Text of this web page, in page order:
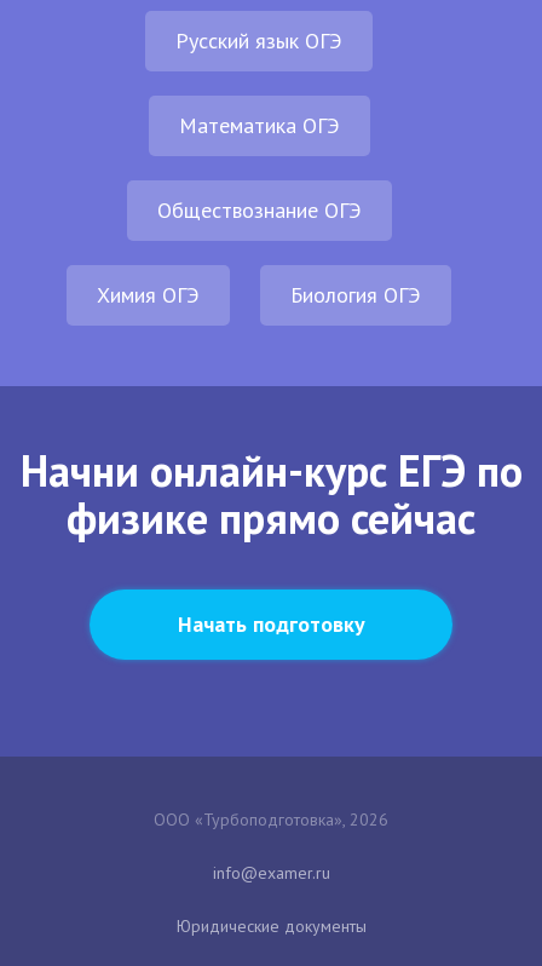
Русский язык ОГЭ
Математика ОГЭ
Обществознание ОГЭ
Химия ОГЭ Биология ОГЭ
Начни онлайн-курс ЕГЭ по
физике прямо сейчас
Начать подготовку
ООО «Турбоподготовка», 2026
Юридические документы